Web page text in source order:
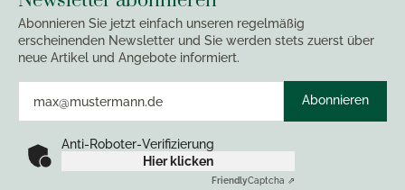
Abonnieren Sie jetzt einfach unseren regelmäßig
erscheinenden Newsletter und Sie werden stets zuerst über
neue Artikel und Angebote informiert.
Abonnieren
Anti-Roboter-Verifizierung
Hier klicken
FriendlyCaptcha ⇗